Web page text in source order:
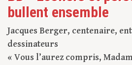
bullent ensemble
Jacques Berger, centenaire,
dessinateurs
« Vous l’aurez compris,